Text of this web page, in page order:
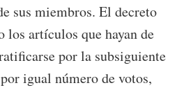
sus miembros. El decreto
los artículos que hayan de
por la subsiguiente
igual número de votos,